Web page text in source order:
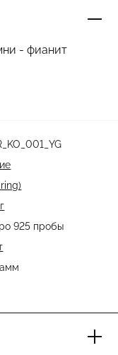
- фианит
925 пробы